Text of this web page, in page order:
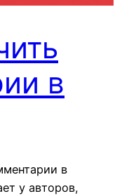
в
в
у авторов,